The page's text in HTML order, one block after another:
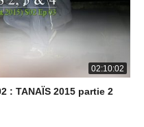
02:10:02
: TANAÏS 2015 partie 2